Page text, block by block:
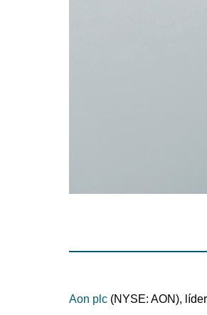
Aon plc (NYSE: AON),